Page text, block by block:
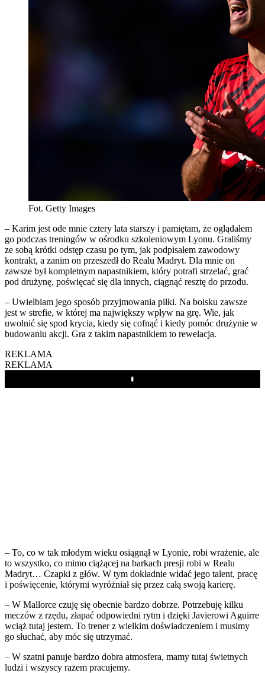
Fot. Getty Images
– Karim jest ode mnie cztery lata starszy i pamiętam, że oglądałem
go podczas treningów w ośrodku szkoleniowym Lyonu. Graliśmy
ze sobą krótki odstęp czasu po tym, jak podpisałem zawodowy
kontrakt, a zanim on przeszedł do Realu Madryt. Dla mnie on
zawsze był kompletnym napastnikiem, który potrafi strzelać, grać
pod drużynę, poświęcać się dla innych, ciągnąć resztę do przodu.
– Uwielbiam jego sposób przyjmowania piłki. Na boisku zawsze
jest w strefie, w której ma największy wpływ na grę. Wie, jak
uwolnić się spod krycia, kiedy się cofnąć i kiedy pomóc drużynie w
budowaniu akcji. Gra z takim napastnikiem to rewelacja.
REKLAMA
REKLAMA
Play
– To, co w tak młodym wieku osiągnął w Lyonie, robi wrażenie, ale
to wszystko, co mimo ciążącej na barkach presji robi w Realu
Madryt… Czapki z głów. W tym dokładnie widać jego talent, pracę
i poświęcenie, którymi wyróżniał się przez całą swoją karierę.
– W Mallorce czuję się obecnie bardzo dobrze. Potrzebuję kilku
meczów z rzędu, złapać odpowiedni rytm i dzięki Javierowi Aguirre
wciąż tutaj jestem. To trener z wielkim doświadczeniem i musimy
go słuchać, aby móc się utrzymać.
– W szatni panuje bardzo dobra atmosfera, mamy tutaj świetnych
ludzi i wszyscy razem pracujemy.